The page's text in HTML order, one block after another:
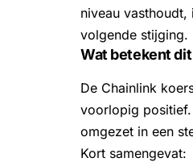
niveau
volgende stijging.
Wat betekent
De Chainlink
voorlopig
omgezet in een
Kort samengevat: